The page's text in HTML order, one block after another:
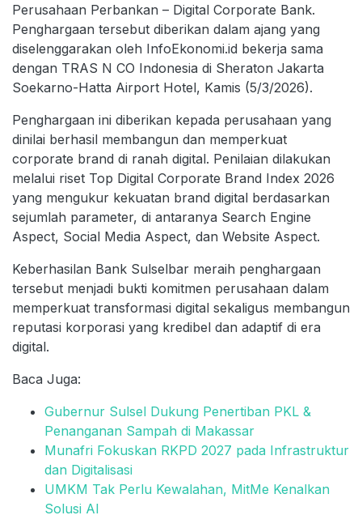
Perusahaan Perbankan – Digital Corporate Bank.
Penghargaan tersebut diberikan dalam ajang yang
diselenggarakan oleh InfoEkonomi.id bekerja sama
dengan TRAS N CO Indonesia di Sheraton Jakarta
Soekarno-Hatta Airport Hotel, Kamis (5/3/2026).
Penghargaan ini diberikan kepada perusahaan yang
dinilai berhasil membangun dan memperkuat
corporate brand di ranah digital. Penilaian dilakukan
melalui riset Top Digital Corporate Brand Index 2026
yang mengukur kekuatan brand digital berdasarkan
sejumlah parameter, di antaranya Search Engine
Aspect, Social Media Aspect, dan Website Aspect.
Keberhasilan Bank Sulselbar meraih penghargaan
tersebut menjadi bukti komitmen perusahaan dalam
memperkuat transformasi digital sekaligus membangun
reputasi korporasi yang kredibel dan adaptif di era
digital.
Baca Juga:
Gubernur Sulsel Dukung Penertiban PKL &
Penanganan Sampah di Makassar
Munafri Fokuskan RKPD 2027 pada Infrastruktur
dan Digitalisasi
UMKM Tak Perlu Kewalahan, MitMe Kenalkan
Solusi AI